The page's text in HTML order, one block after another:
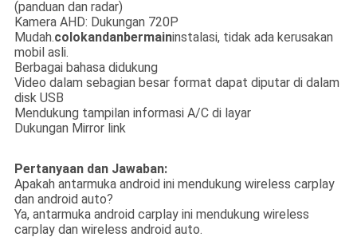
(panduan dan radar)
Kamera AHD: Dukungan 720P
Mudah.colokandanbermaininstalasi, tidak ada kerusakan
mobil asli.
Berbagai bahasa didukung
Video dalam sebagian besar format dapat diputar di dalam
disk USB
Mendukung tampilan informasi A/C di layar
Dukungan Mirror link
Pertanyaan dan Jawaban:
Apakah antarmuka android ini mendukung wireless carplay
dan android auto?
Ya, antarmuka android carplay ini mendukung wireless
carplay dan wireless android auto.